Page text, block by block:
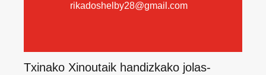
rikadoshelby28@gmail.com
Txinako Xinoutaik handizkako jolas-